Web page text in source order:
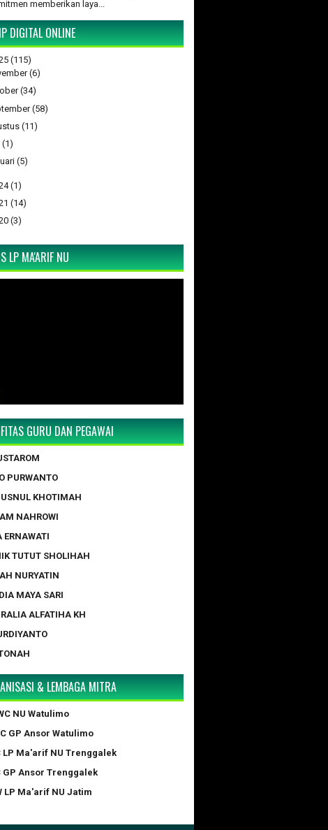
memberikan laya...
DIGITAL ONLINE
(115)
(6)
(34)
(58)
(11)
(1)
(5)
(1)
(14)
(3)
LP MA'ARIF NU
GURU DAN PEGAWAI
PURWANTO
KHOTIMAH
NAHROWI
ERNAWATI
TUTUT SHOLIHAH
NURYATIN
MAYA SARI
ALFATIHA KH
& LEMBAGA MITRA
NU Watulimo
GP Ansor Watulimo
LP Ma'arif NU Trenggalek
GP Ansor Trenggalek
LP Ma'arif NU Jatim